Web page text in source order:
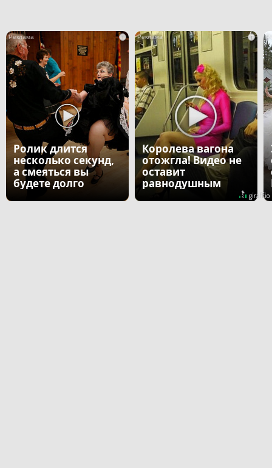
i
Ролик длится
несколько секунд,
а смеяться вы
будете долго
i
Королева вагона
отожгла! Видео не
оставит
равнодушным